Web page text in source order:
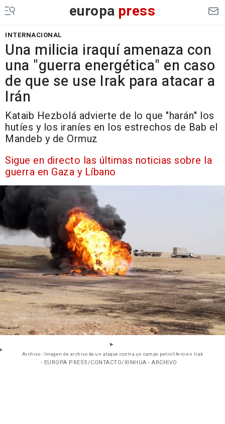
europa press
INTERNACIONAL
Una milicia iraquí amenaza con
una "guerra energética" en caso
de que se use Irak para atacar a
Irán
Kataib Hezbolá advierte de lo que "harán" los
hutíes y los iraníes en los estrechos de Bab el
Mandeb y de Ormuz
Sigue en directo las últimas noticias sobre la
guerra en Gaza y Líbano
Archivo - Imagen de archivo de un ataque contra un campo petrolífero en Irak
- EUROPA PRESS/CONTACTO/XINHUA - ARCHIVO